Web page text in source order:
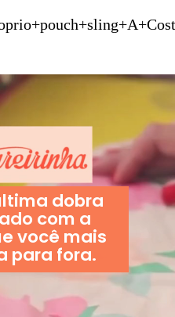
dobra
com a
você mais
para fora.